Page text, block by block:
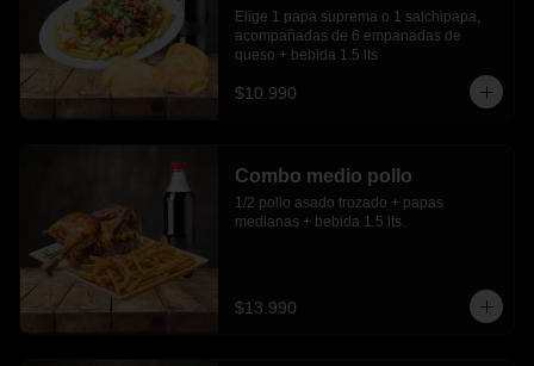
Elige 1 papa suprema o 1 salchipapa,
acompañadas de 6 empanadas de
queso + bebida 1.5 lts
$10.990
Combo medio pollo
1/2 pollo asado trozado + papas
medianas + bebida 1.5 lts.
$13.990